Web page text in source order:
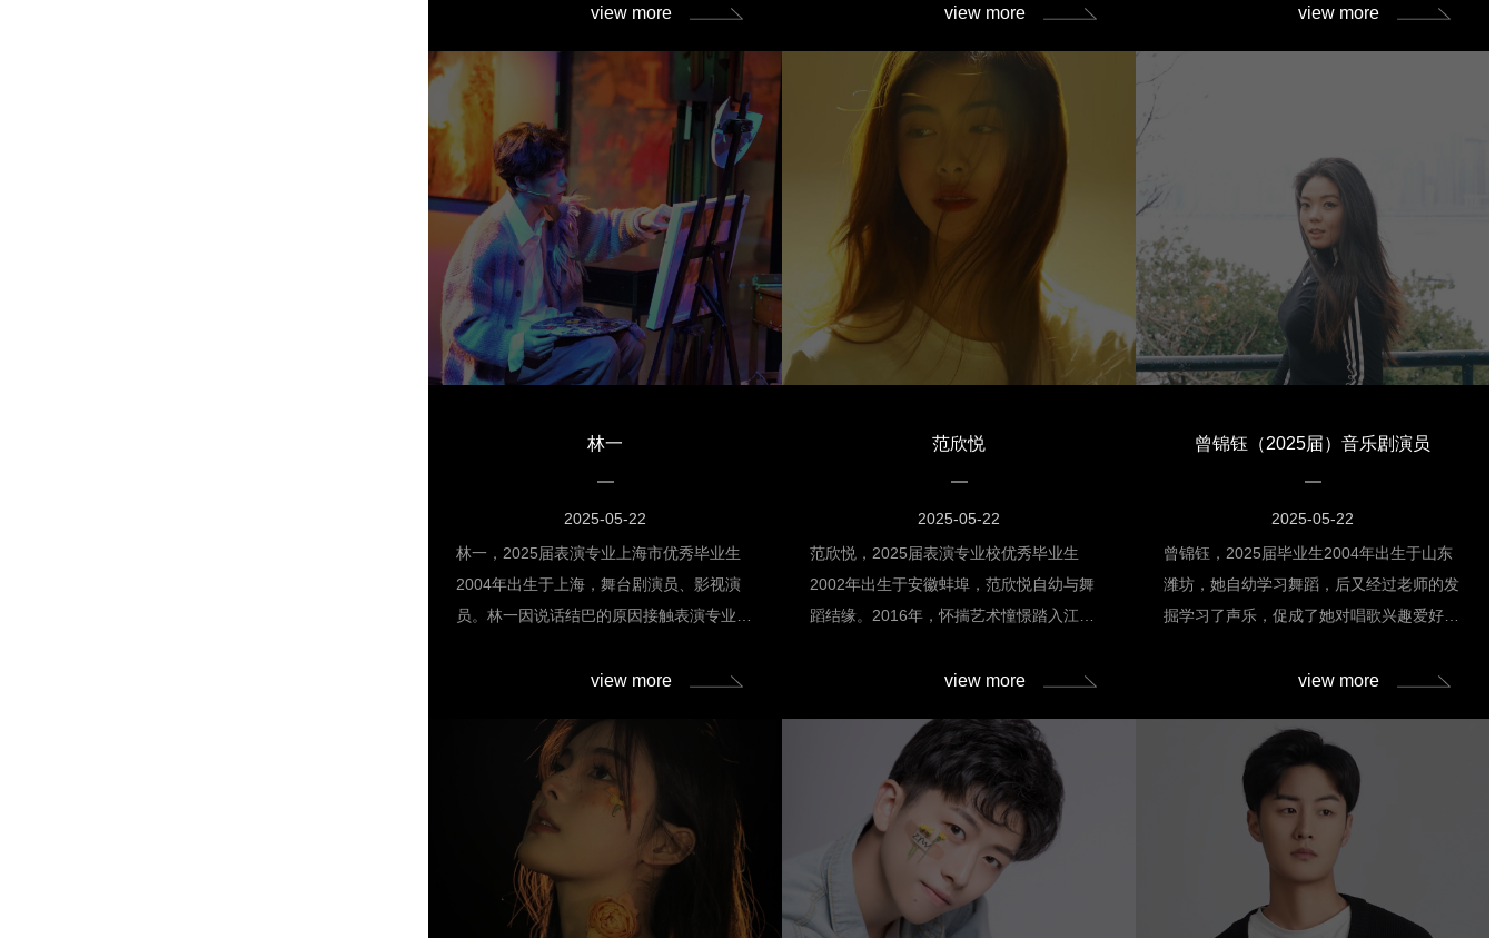
不只是我们两个人在战斗！而是会有一种责
钟的时间，音乐节奏非常快，这对于身体机
能和对于我来说都是一种全新的挑战。同时
在我进入到上海电影艺术学院之前，我只知
道我跳国标舞只是为了要比赛或者说在舞台
上表演，我只需要把动作跳好，队形不走乱
就好。但是当我接触了学校给我们上的平台
课，有表演课、音乐课等等，这些课程使我
变得多元化，也让我变得更充实，清楚了无
论是动作还是队形，这些只是最基础必备的
专业技术和能力，更重要的是你在舞台上作
为一名舞蹈演员，怎么样去更好地呈现自
益。”热爱·坚持分享一下当时我参加这个剧
目两个月期间的心理。我很清楚地记得我们
view more
海电影艺术职业学院2012级播音专业学
但是她认真踏实，每天早功都会有她的身
影，每次学校活动都会积极参加，每次站在
舞台旁边都会认真观摩。终于在一次观摩排
练时被导演发现，并用过硬的专业功底赢得
了导演的认可。大二时，时年20岁的她曾
主持上海市第十五届运动会开幕式，站在主
持台上的她表现自如、谈吐得体。毕业时，
她得到了多家媒体的垂青，在经过思考之
后，她回到了家乡，在江西电视台有了一席
之地。努力总会得到回报，不懈努力的她终
将站在舞台上闪光！
view more
自己不断前进。通过自身的努力，在校期间
蹈比赛”荣获表演、创作双金奖、“上海市全
国大学生舞蹈新作品发布”荣获表演银奖、
2015—2016学年荣获“国家奖学金”。刘雨
萌同学目前在中国歌剧舞剧院从事舞蹈演员
的工作。能步入更高的平台并成为一名优秀
的舞蹈演员，一直以来是该生的奋斗目标。
参演舞剧《昭君出塞》《赵氏孤儿》《孔
子》《舞千年》等。她说：“我会不忘初
为一名真正优秀的舞蹈演员。”
view more
林一
2025-05-22
林一，2025届表演专业上海市优秀毕业生
2004年出生于上海，舞台剧演员、影视演
员。林一因说话结巴的原因接触表演专业，
改善问题，小有成就。 在校期间，林一扎
奖、大创赛国银（校首次入围）、挑战杯国
金（校首次入围）、国家奖学金等。通过产
教融合、校企合作的模式，林一曾参与国歌
展示馆音乐剧《国之当歌》拍摄，为乌镇戏
剧节带去了原创的非遗作品《熵環》，这是
我校作品首次入选乌镇戏剧节。林一还参演
过话剧《清弦物语》，参与四行仓库沉浸式
view more
范欣悦
2025-05-22
范欣悦，2025届表演专业校优秀毕业生
2002年出生于安徽蚌埠，范欣悦自幼与舞
蹈结缘。2016年，怀揣艺术憧憬踏入江苏
结下不解之缘。在舞蹈学习中，她逐渐领略
时，她毅然抉择转行，以坚定信念与不懈努
力叩开理想院校表演专业之门，开启艺术新
征程。 在校期间，范欣悦以热忱投身学业
与实践。不仅担任班级心理委员与形体课代
表，更于大一入选学校“星空计划”人才培养
项目。大二时，她参与组织创作星空间作品
《熵環》，并作为青年演员代表亮相乌镇戏
view more
曾锦钰（2025届）音乐剧演员
2025-05-22
曾锦钰，2025届毕业生2004年出生于山东
潍坊，她自幼学习舞蹈，后又经过老师的发
掘学习了声乐，促成了她对唱歌兴趣爱好，
大学她坚定的选择了音乐剧表演专业，开启
仅系统地掌握了音乐剧表演的专业知识，还
通过多次校园剧目演出和商演实践，积累了
丰富的舞台经验。她曾参与校园版音乐剧
《沉默的真相》、《猎罪图鉴》、《隐秘的
角落》以及《王二的长征》的演出，饰演了
玲玲、范若轩、周春红和汉阳造等角色，凭
借出色的表演，赢得了师生们的高度赞誉。
view more